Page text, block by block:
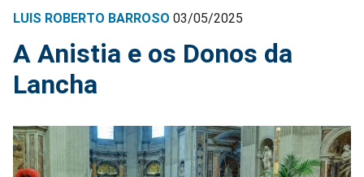
LUIS ROBERTO BARROSO 03/05/2025
A Anistia e os Donos da
Lancha